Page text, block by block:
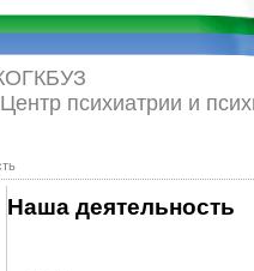
психиатрии и
Наша деятельность